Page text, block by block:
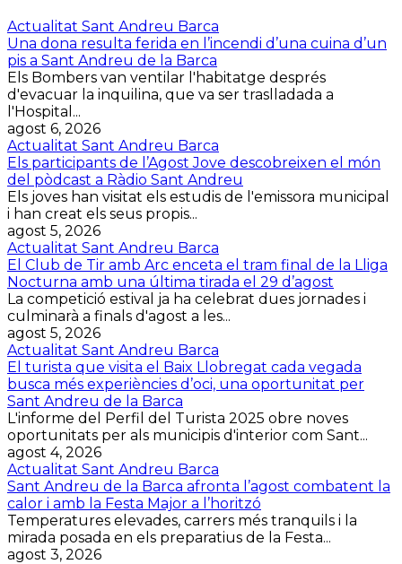
Actualitat Sant Andreu Barca
Una dona resulta ferida en l’incendi d’una cuina d’un
pis a Sant Andreu de la Barca
Els Bombers van ventilar l'habitatge després
d'evacuar la inquilina, que va ser traslladada a
l'Hospital...
agost 6, 2026
Actualitat Sant Andreu Barca
Els participants de l’Agost Jove descobreixen el món
del pòdcast a Ràdio Sant Andreu
Els joves han visitat els estudis de l'emissora municipal
i han creat els seus propis...
agost 5, 2026
Actualitat Sant Andreu Barca
El Club de Tir amb Arc enceta el tram final de la Lliga
Nocturna amb una última tirada el 29 d’agost
La competició estival ja ha celebrat dues jornades i
culminarà a finals d'agost a les...
agost 5, 2026
Actualitat Sant Andreu Barca
El turista que visita el Baix Llobregat cada vegada
busca més experiències d’oci, una oportunitat per
Sant Andreu de la Barca
L'informe del Perfil del Turista 2025 obre noves
oportunitats per als municipis d'interior com Sant...
agost 4, 2026
Actualitat Sant Andreu Barca
Sant Andreu de la Barca afronta l’agost combatent la
calor i amb la Festa Major a l’horitzó
Temperatures elevades, carrers més tranquils i la
mirada posada en els preparatius de la Festa...
agost 3, 2026